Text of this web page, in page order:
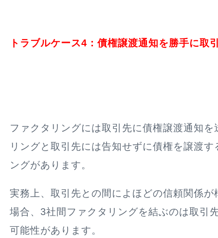
トラブルケース4：債権譲渡通知を勝手に取
ファクタリングには取引先に債権譲渡通知
リングと取引先には告知せずに債権を譲渡
ングがあります。
実務上、取引先との間によほどの信頼関係が
場合、3社間ファクタリングを結ぶのは取引
可能性があります。